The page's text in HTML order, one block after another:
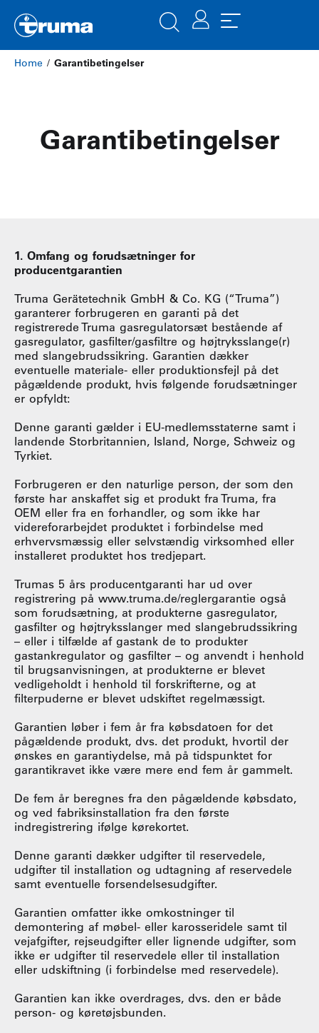
Home / Garantibetingelser
Garantibetingelser
1. Omfang og forudsætninger for
producentgarantien
Truma Gerätetechnik GmbH & Co. KG (“Truma”)
garanterer forbrugeren en garanti på det
registrerede Truma gasregulatorsæt bestående af
gasregulator, gasfilter/gasfiltre og højtryksslange(r)
med slangebrudssikring. Garantien dækker
eventuelle materiale- eller produktionsfejl på det
pågældende produkt, hvis følgende forudsætninger
er opfyldt:
Denne garanti gælder i EU-medlemsstaterne samt i
landende Storbritannien, Island, Norge, Schweiz og
Tyrkiet.
Forbrugeren er den naturlige person, der som den
første har anskaffet sig et produkt fra Truma, fra
OEM eller fra en forhandler, og som ikke har
videreforarbejdet produktet i forbindelse med
erhvervsmæssig eller selvstændig virksomhed eller
installeret produktet hos tredjepart.
Trumas 5 års producentgaranti har ud over
registrering på www.truma.de/reglergarantie også
som forudsætning, at produkterne gasregulator,
gasfilter og højtryksslanger med slangebrudssikring
– eller i tilfælde af gastank de to produkter
gastankregulator og gasfilter – og anvendt i henhold
til brugsanvisningen, at produkterne er blevet
vedligeholdt i henhold til forskrifterne, og at
filterpuderne er blevet udskiftet regelmæssigt.
Garantien løber i fem år fra købsdatoen for det
pågældende produkt, dvs. det produkt, hvortil der
ønskes en garantiydelse, må på tidspunktet for
garantikravet ikke være mere end fem år gammelt.
De fem år beregnes fra den pågældende købsdato,
og ved fabriksinstallation fra den første
indregistrering ifølge kørekortet.
Denne garanti dækker udgifter til reservedele,
udgifter til installation og udtagning af reservedele
samt eventuelle forsendelsesudgifter.
Garantien omfatter ikke omkostninger til
demontering af møbel- eller karosseridele samt til
vejafgifter, rejseudgifter eller lignende udgifter, som
ikke er udgifter til reservedele eller til installation
eller udskiftning (i forbindelse med reservedele).
Garantien kan ikke overdrages, dvs. den er både
person- og køretøjsbunden.